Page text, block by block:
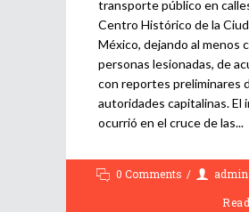
transporte público en
Centro Histórico de la
México, dejando al menos
personas lesionadas, de
con reportes preliminares
autoridades capitalinas. El
ocurrió en el cruce de las
0 Comments
admin